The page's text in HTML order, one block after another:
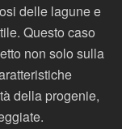
delle lagune e
Questo caso
non solo sulla
della progenie,